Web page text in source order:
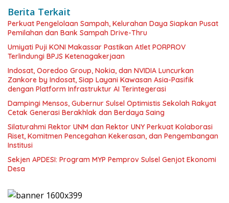
Berita Terkait
Perkuat Pengelolaan Sampah, Kelurahan Daya Siapkan Pusat
Pemilahan dan Bank Sampah Drive-Thru
Umiyati Puji KONI Makassar Pastikan Atlet PORPROV
Terlindungi BPJS Ketenagakerjaan
Indosat, Ooredoo Group, Nokia, dan NVIDIA Luncurkan
Zankore by Indosat, Siap Layani Kawasan Asia-Pasifik
dengan Platform Infrastruktur AI Terintegerasi
Dampingi Mensos, Gubernur Sulsel Optimistis Sekolah Rakyat
Cetak Generasi Berakhlak dan Berdaya Saing
Silaturahmi Rektor UNM dan Rektor UNY Perkuat Kolaborasi
Riset, Komitmen Pencegahan Kekerasan, dan Pengembangan
Institusi
Sekjen APDESI: Program MYP Pemprov Sulsel Genjot Ekonomi
Desa